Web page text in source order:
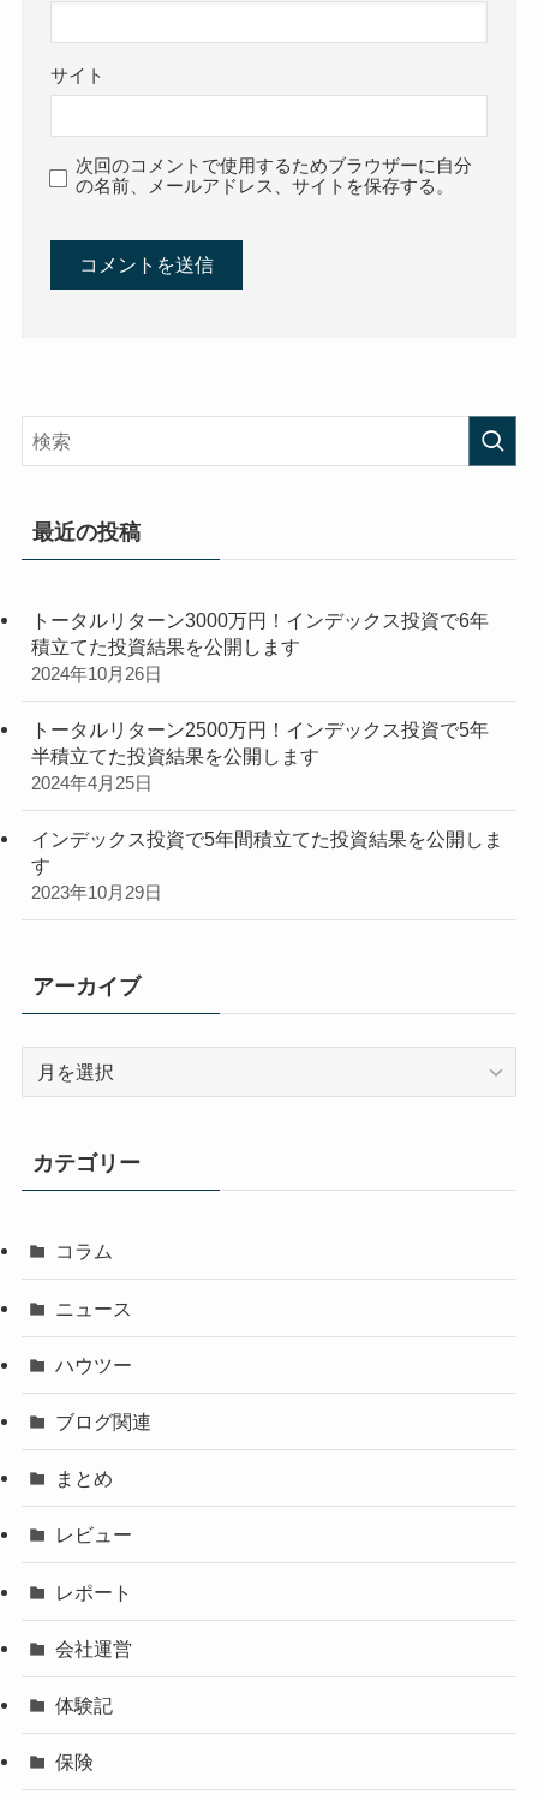
サイト
次回のコメントで使用するためブラウザーに自分
の名前、メールアドレス、サイトを保存する。
最近の投稿
トータルリターン3000万円！インデックス投資で6年
積立てた投資結果を公開します
2024年10月26日
トータルリターン2500万円！インデックス投資で5年
半積立てた投資結果を公開します
2024年4月25日
インデックス投資で5年間積立てた投資結果を公開しま
す
2023年10月29日
アーカイブ
ブ
カテゴリー
コラム
ニュース
ハウツー
ブログ関連
まとめ
レビュー
レポート
会社運営
体験記
保険